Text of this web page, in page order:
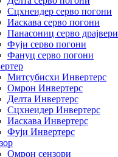
Сцхнеидер серво погони
Иаскава серво погони
Панасониц серво драјвери
Фуји серво погони
Фануц серво погони
Митсубисхи Инвертерс
Омрон Инвертерс
Делта Инвертерс
Сцхнеидер Инвертерс
Иаскава Инвертерс
Фуји Инвертерс
Омрон сензори